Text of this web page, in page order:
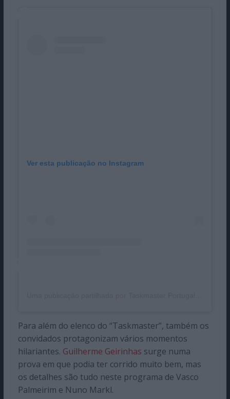
Ver esta publicação no Instagram
Para além do elenco do “Taskmaster”, também os
convidados protagonizam vários momentos
hilariantes. Guilherme Geirinhas surge numa
prova em que podia ter corrido muito bem, mas
os detalhes são tudo neste programa de Vasco
Palmeirim e Nuno Markl.